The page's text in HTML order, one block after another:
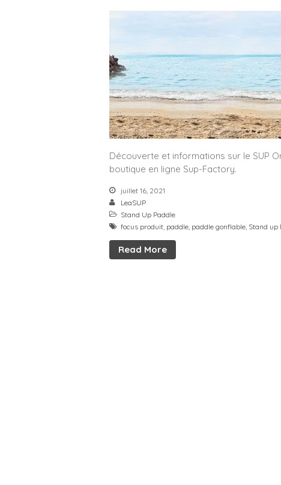
Découverte et informations sur le SUP
boutique en ligne Sup-Factory.
juillet 16, 2021
LeaSUP
Stand Up Paddle
focus produit, paddle, paddle gonflable, Stand up
Read More